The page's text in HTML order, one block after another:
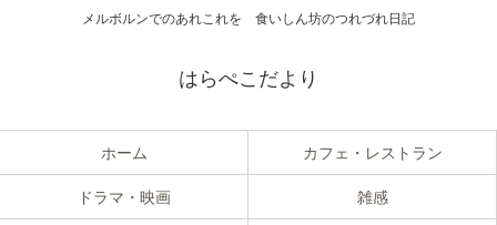
メルボルンでのあれこれを 食いしん坊のつれづれ日記
はらぺこだより
ホーム カフェ・レストラン
ドラマ・映画 雑感